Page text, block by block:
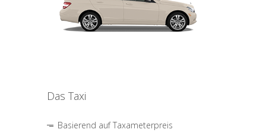
Das Taxi
Basierend auf Taxameterpreis